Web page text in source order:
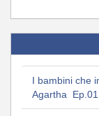
I bambini che
Agartha Ep.01